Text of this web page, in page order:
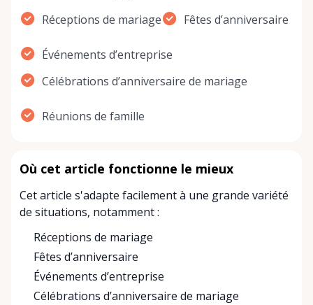
Réceptions de mariage Fêtes d’anniversaire
Événements d’entreprise
Célébrations d’anniversaire de mariage
Réunions de famille
Où cet article fonctionne le mieux
Cet article s'adapte facilement à une grande variété
de situations, notamment :
Réceptions de mariage
Fêtes d’anniversaire
Événements d’entreprise
Célébrations d’anniversaire de mariage